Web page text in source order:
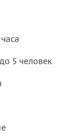
5 человек